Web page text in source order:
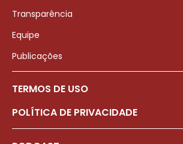
Transparência
Equipe
Publicações
TERMOS DE USO
POLÍTICA DE PRIVACIDADE